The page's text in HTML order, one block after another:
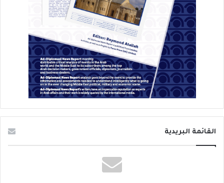
القائمة البريدية